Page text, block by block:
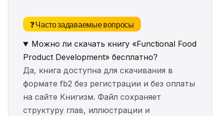
❓ Часто задаваемые вопросы
Можно ли скачать книгу «Functional Food
Product Development» бесплатно?
Да, книга доступна для скачивания в
формате fb2 без регистрации и без оплаты
на сайте Книгизм. Файл сохраняет
структуру глав, иллюстрации и